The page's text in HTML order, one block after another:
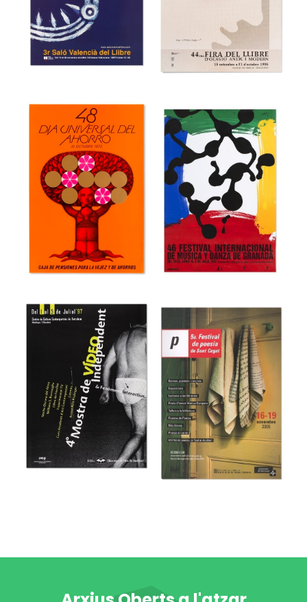
36a Feria
Internacional del
Mueble de
Valencia
Museu del Disseny de Barcelona
39 Festival
internacional de
cine de Gijón
Museu del Disseny de Barcelona
3r Saló Valencià
del Llibre
Museu del Disseny de Barcelona
44 Fira del Llibre
d’ocasió antic i
modern
Museu del Disseny de Barcelona
48 Día Universal
del Ahorro
Museu del Disseny de Barcelona
46e Festival
Internacional de
Música y Danza
de Granada
Museu del Disseny de Barcelona